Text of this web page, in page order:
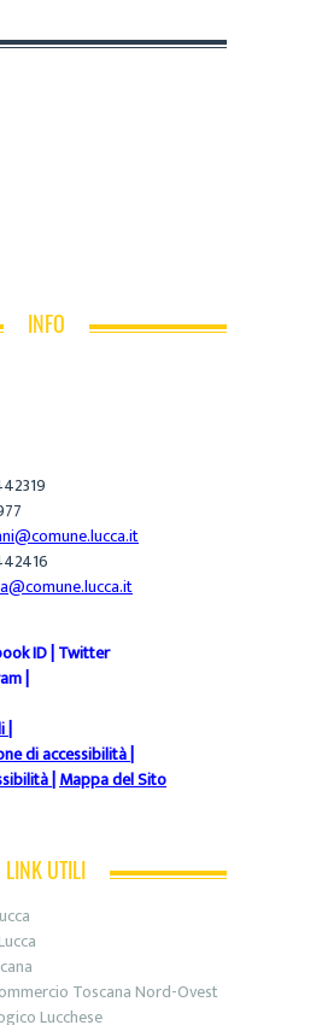
INFO
ID|Twitter
|
|
di accessibilità|
|Mappa del Sito
LINK UTILI
Toscana Nord-Ovest
Lucchese